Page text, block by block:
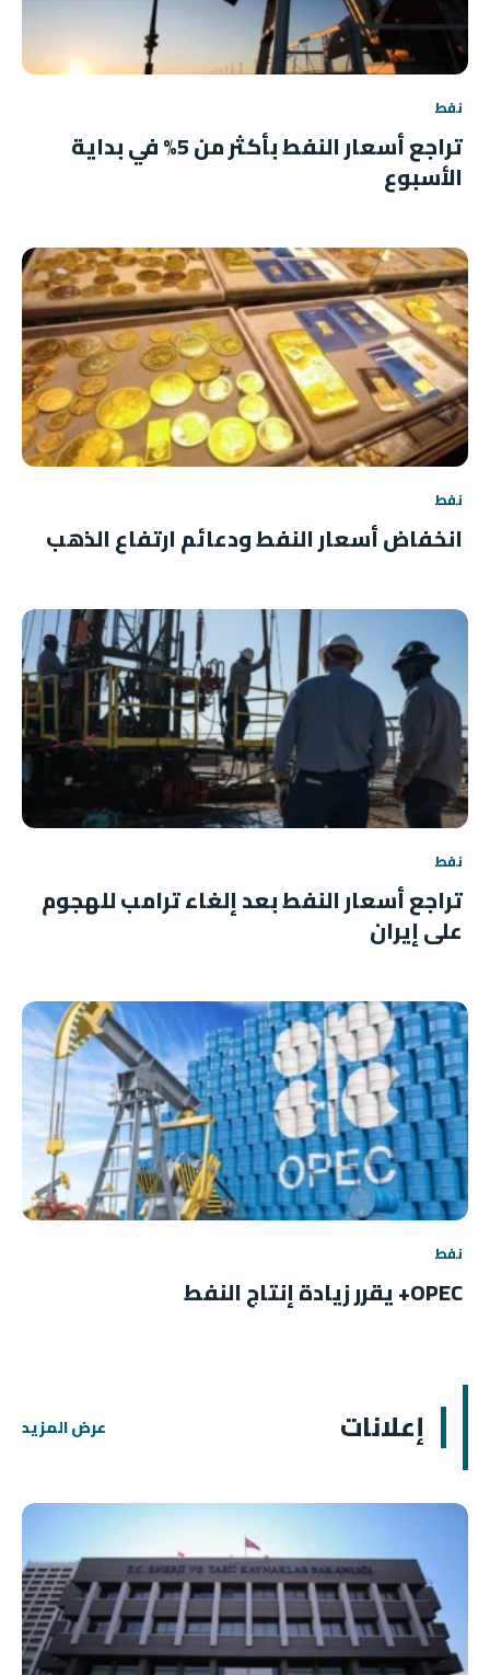
نفط
تراجع أسعار النفط بأكثر من 5% في بداية
الأسبوع
نفط
انخفاض أسعار النفط ودعائم ارتفاع الذهب
نفط
تراجع أسعار النفط بعد إلغاء ترامب للهجوم
على إيران
نفط
OPEC+ يقرر زيادة إنتاج النفط
إعلانات عرض المزيد